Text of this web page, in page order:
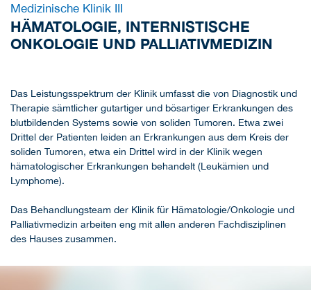
Medizinische Klinik III
HÄMATOLOGIE, INTERNISTISCHE
ONKOLOGIE UND PALLIATIVMEDIZIN
Das Leistungsspektrum der Klinik umfasst die von Diagnostik und
Therapie sämtlicher gutartiger und bösartiger Erkrankungen des
blutbildenden Systems sowie von soliden Tumoren. Etwa zwei
Drittel der Patienten leiden an Erkrankungen aus dem Kreis der
soliden Tumoren, etwa ein Drittel wird in der Klinik wegen
hämatologischer Erkrankungen behandelt (Leukämien und
Lymphome).
Das Behandlungsteam der Klinik für Hämatologie/Onkologie und
Palliativmedizin arbeiten eng mit allen anderen Fachdisziplinen
des Hauses zusammen.